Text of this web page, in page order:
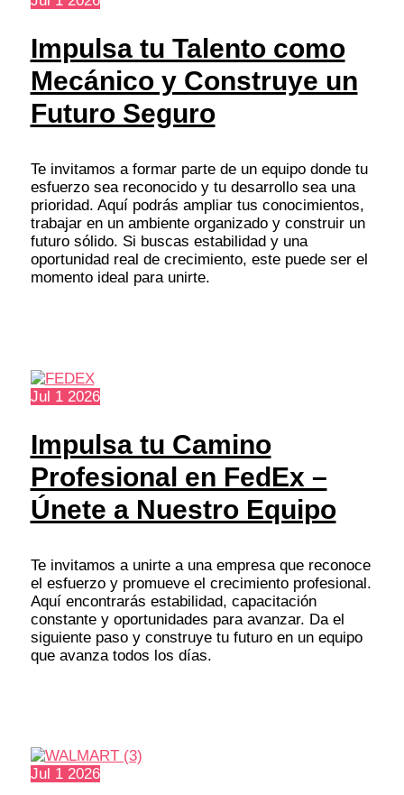
Impulsa tu Talento como
Mecánico y Construye un
Futuro Seguro
Te invitamos a formar parte de un equipo donde tu
esfuerzo sea reconocido y tu desarrollo sea una
prioridad. Aquí podrás ampliar tus conocimientos,
trabajar en un ambiente organizado y construir un
futuro sólido. Si buscas estabilidad y una
oportunidad real de crecimiento, este puede ser el
momento ideal para unirte.
Jul 1 2026
Impulsa tu Camino
Profesional en FedEx –
Únete a Nuestro Equipo
Te invitamos a unirte a una empresa que reconoce
el esfuerzo y promueve el crecimiento profesional.
Aquí encontrarás estabilidad, capacitación
constante y oportunidades para avanzar. Da el
siguiente paso y construye tu futuro en un equipo
que avanza todos los días.
Jul 1 2026